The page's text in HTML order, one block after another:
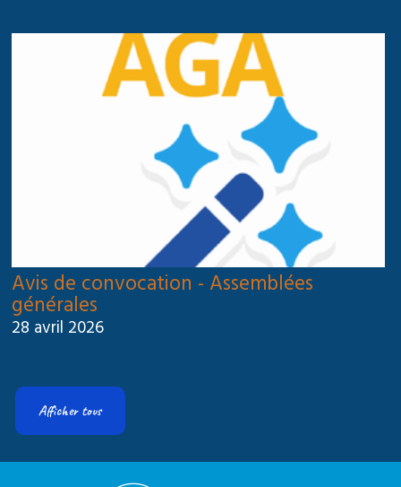
Avis de convocation - Assemblées
générales
28 avril 2026
Afficher tous